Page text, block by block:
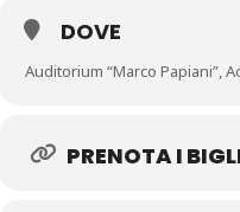
DOVE
Auditorium “Marco Papiani”,
PRENOTA I